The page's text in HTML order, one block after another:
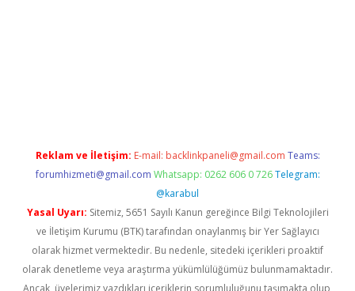
Reklam ve İletişim: E-mail: backlinkpaneli@gmail.com Teams:
forumhizmeti@gmail.com Whatsapp: 0262 606 0 726 Telegram:
@karabul
Yasal Uyarı: Sitemiz, 5651 Sayılı Kanun gereğince Bilgi Teknolojileri
ve İletişim Kurumu (BTK) tarafından onaylanmış bir Yer Sağlayıcı
olarak hizmet vermektedir. Bu nedenle, sitedeki içerikleri proaktif
olarak denetleme veya araştırma yükümlülüğümüz bulunmamaktadır.
Ancak, üyelerimiz yazdıkları içeriklerin sorumluluğunu taşımakta olup,